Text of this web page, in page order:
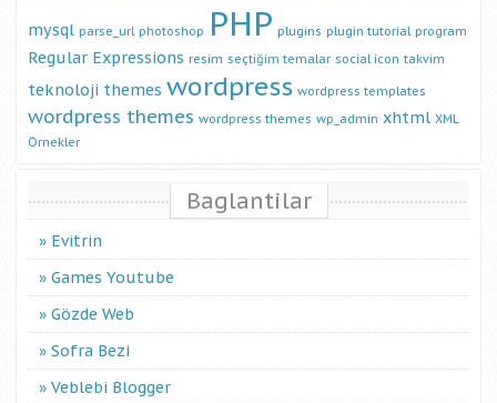
mysql parse_url photoshop PHP plugins plugin tutorial program
Regular Expressions resim seçtiğim temalar social icon takvim
teknoloji themes wordpress wordpress templates
wordpress themes wordpress themes wp_admin xhtml XML
Örnekler
Baglantilar
Evitrin
Games Youtube
Gözde Web
Sofra Bezi
Veblebi Blogger